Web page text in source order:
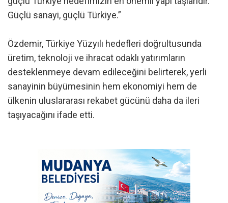
Güçlü sanayi, güçlü Türkiye.”
Özdemir, Türkiye Yüzyılı hedefleri doğrultusunda
üretim, teknoloji ve ihracat odaklı yatırımların
desteklenmeye devam edileceğini belirterek, yerli
sanayinin büyümesinin hem ekonomiyi hem de
ülkenin uluslararası rekabet gücünü daha da ileri
taşıyacağını ifade etti.